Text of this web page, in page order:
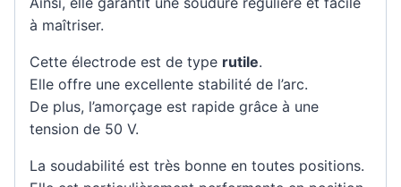
à maîtriser.
Cette électrode est de type rutile.
Elle offre une excellente stabilité de l’arc.
De plus, l’amorçage est rapide grâce à une
tension de 50 V.
La soudabilité est très bonne en toutes positions.